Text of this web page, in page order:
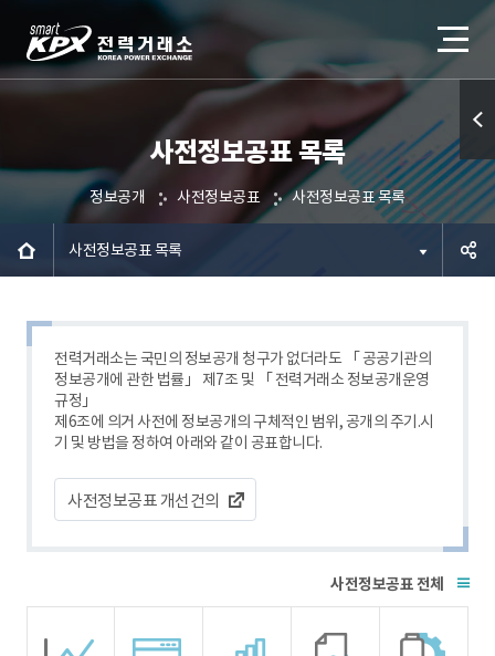
사전정보공표 목록
정보공개 사전정보공표 사전정보공표 목록
사전정보공표 목록
전력거래소는 국민의 정보공개 청구가 없더라도 「 공공기관의
정보공개에 관한 법률」 제7조 및 「 전력거래소 정보공개운영
규정」
제6조에 의거 사전에 정보공개의 구체적인 범위, 공개의 주기.시
기 및 방법을 정하여 아래와 같이 공표합니다.
사전정보공표 개선건의
전체
퀵메
뉴 열
기